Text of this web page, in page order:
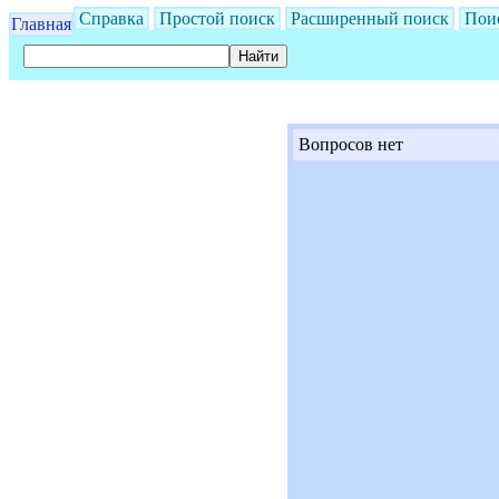
Главная Справка Простой поиск Расширенный поиск
Вопросов нет